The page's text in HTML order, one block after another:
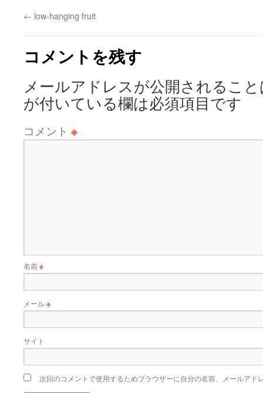
← low-hanging fruit
コメントを残す
メールアドレスが公開されるこ
が付いている欄は必須項目です
コメント ※
名前※
メール※
サイト
次回のコメントで使用するためブラウザーに自分の名前、メールアド